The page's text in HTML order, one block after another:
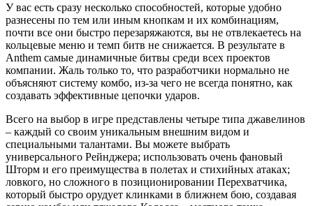
У вас есть сразу несколько способностей, которые удобно
разнесены по тем или иным кнопкам и их комбинациям,
почти все они быстро перезаряжаются, вы не отвлекаетесь на
кольцевые меню и темп битв не снижается. В результате в
Anthem самые динамичные битвы среди всех проектов
компании. Жаль только то, что разработчики нормально не
объясняют систему комбо, из-за чего не всегда понятно, как
создавать эффективные цепочки ударов.
Всего на выбор в игре представлены четыре типа джавелинов
– каждый со своим уникальным внешним видом и
специальными талантами. Вы можете выбрать
универсального Рейнджера; использовать очень фановый
Шторм и его преимущества в полетах и стихийных атаках;
ловкого, но сложного в позиционировании Перехватчика,
который быстро орудует клинками в ближнем бою, создавая